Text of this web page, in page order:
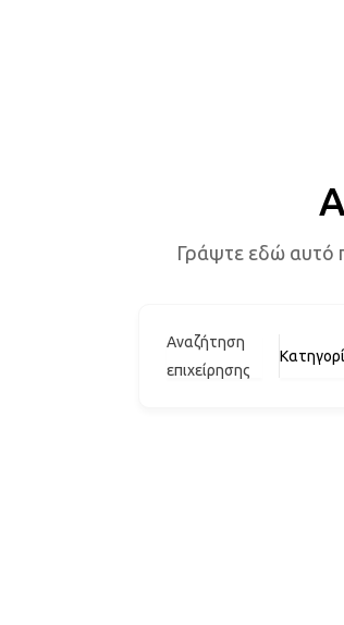
Γράψτε εδώ αυτό
Αναζήτηση
επιχείρησης